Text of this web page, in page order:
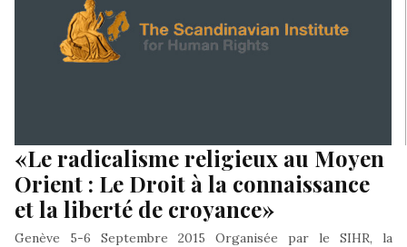
«Le radicalisme religieux au Moyen
Orient : Le Droit à la connaissance
et la liberté de croyance»
Genève 5-6 Septembre 2015 Organisée par le SIHR, la